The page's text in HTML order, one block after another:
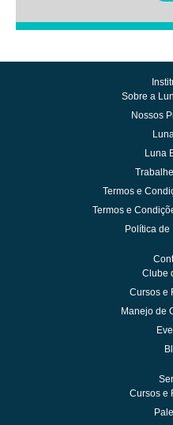
Sobre a
Nossos
Luna
Termos e
Termos e
Política de
Clube
Cursos e
Manejo de
Cursos e